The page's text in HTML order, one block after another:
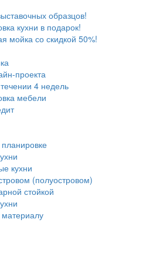
образцов!
кухни в подарок!
мойка со скидкой 50%!
проекта
4 недель
мебели
кухни
(полуостровом)
стойкой